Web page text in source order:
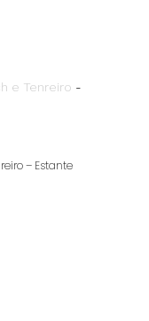
– Estante